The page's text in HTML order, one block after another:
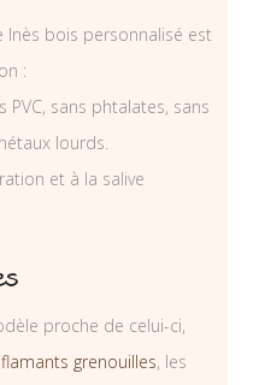
bois personnalisé est
:
PVC, sans phtalates, sans
lourds.
et à la salive
proche de celui-ci,
grenouilles, les